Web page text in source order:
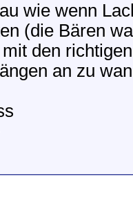
wie wenn
(die Bären
den
an zu